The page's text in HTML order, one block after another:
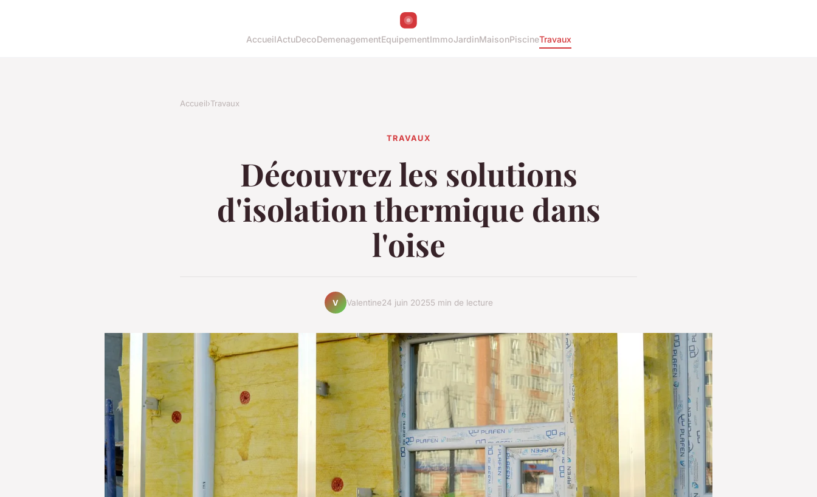
AccueilActuDecoDemenagementEquipementImmoJardinMaisonPiscineTravaux
Accueil›Travaux
TRAVAUX
Découvrez les solutions
d'isolation thermique dans
l'oise
V Valentine24 juin 20255 min de lecture